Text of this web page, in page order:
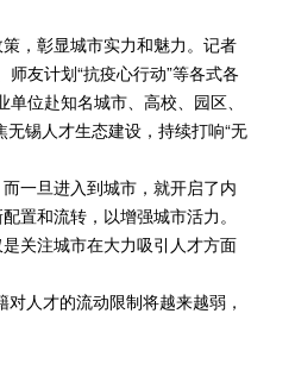
，彰显城市实力和魅力。记者
友计划“抗疫心行动”等各式各
位赴知名城市、高校、园区、
锡人才生态建设，持续打响“无
一旦进入到城市，就开启了内
置和流转，以增强城市活力。
关注城市在大力吸引人才方面
人才的流动限制将越来越弱，